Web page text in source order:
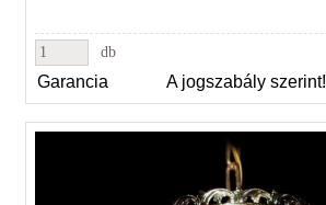
db
Garancia A jogszabály szerint!